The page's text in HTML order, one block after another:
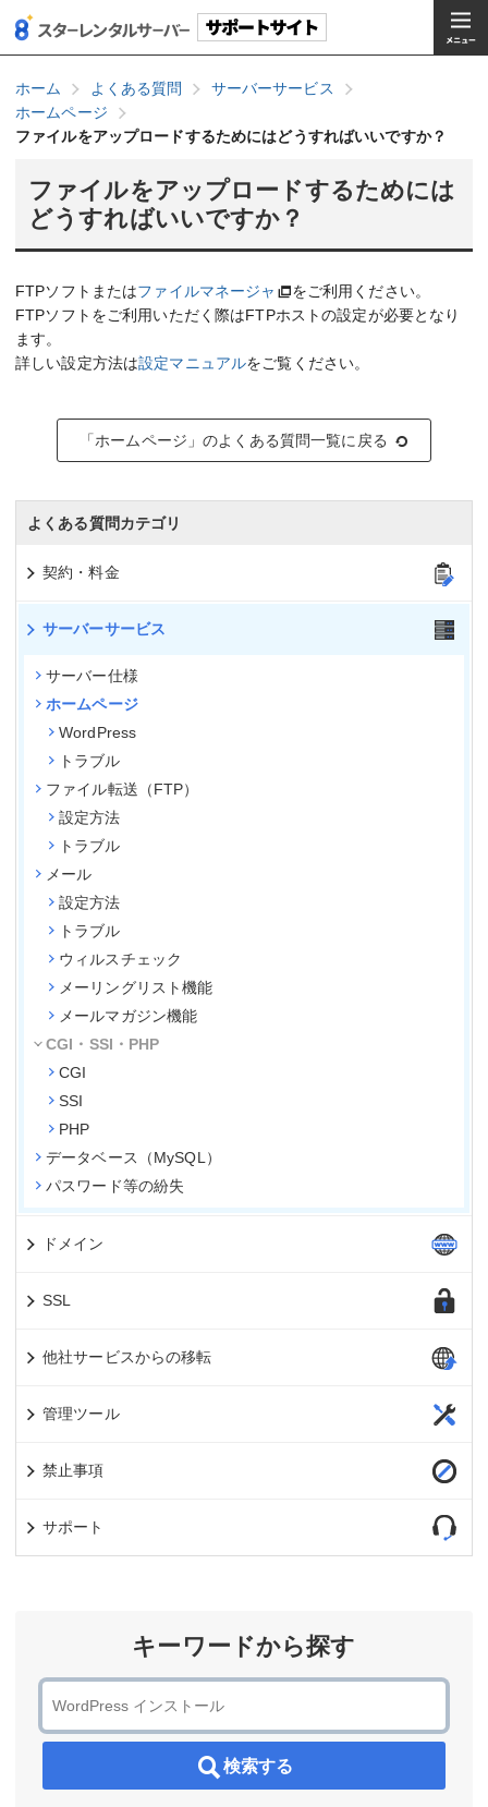
ホーム よくある質問
サーバーサービス
ホームページ
ファイルをアップロードするためにはどうすればいいですか？
ファイルをアップロードするためには
どうすればいいですか？
FTPソフトまたはファイルマネージャ
をご利用ください。
FTPソフトをご利用いただく際はFTPホストの設定が必要となり
ます。
詳しい設定方法は設定マニュアルをご覧ください。
「ホームページ」のよくある質問一覧に戻る
よくある質問カテゴリ
契約・料金
サーバーサービス
サーバー仕様
ホームページ
WordPress
トラブル
ファイル転送（FTP）
設定方法
トラブル
メール
設定方法
トラブル
ウィルスチェック
メーリングリスト機能
メールマガジン機能
CGI・SSI・PHP
CGI
SSI
PHP
データベース（MySQL）
パスワード等の紛失
ドメイン
SSL
他社サービスからの移転
管理ツール
禁止事項
サポート
キーワードから探す
検索する